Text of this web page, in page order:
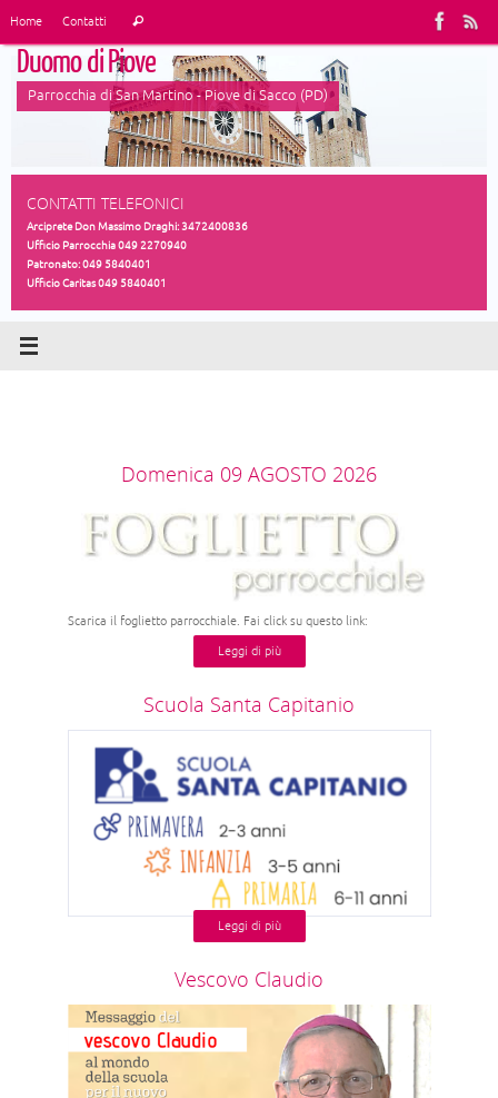
contenuto
Home Contatti Cerca
Duomo di Piove
Parrocchia di San Martino - Piove di Sacco (PD)
CONTATTI TELEFONICI
Arciprete Don Massimo Draghi: 3472400836
Ufficio Parrocchia 049 2270940
Patronato: 049 5840401
Ufficio Caritas 049 5840401
Domenica 09 AGOSTO 2026
Scarica il foglietto parrocchiale. Fai click su questo link:
Leggi di più
Scuola Santa Capitanio
Leggi di più
Vescovo Claudio